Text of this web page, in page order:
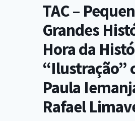
TAC –
Grandes
Hora da
“Ilustração”
Paula
Rafael